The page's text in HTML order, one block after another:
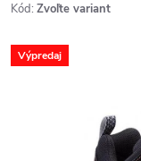
Kód: Zvoľte variant
Výpredaj